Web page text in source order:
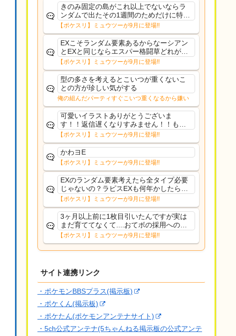
きのみ固定の島がこれ以上でないならラ
ンダムで出たその1週間のためだけに特定
のタイプにリソース割くのなんだかむな
しい気がするわ出番がないってわけじゃ
ないから無駄ではないんだけど
【ポケスリ】ミュウツーが9月に登場!!
EXこそランダム要素あるからなーシアン
とEXと同じならエスパー格闘草どれが事
前に来るか分からんから、積む必要があ
るミュウツーは使いにくくね？って思っ
た
【ポケスリ】ミュウツーが9月に登場!!
型の多さを考えるとこいつが重くないこ
との方が珍しい気がする
俺の組んだパーティすぐこいつ重くなるから嫌い
可愛いイラストありがとうございま
す！！返信遅くなりすみません！！もう
少ししたら通常再開できます！
【ポケスリ】ミュウツーが9月に登場!!
かわヨE
【ポケスリ】ミュウツーが9月に登場!!
EXのランダム要素考えたら全タイプ必要
じゃないの？ラピスEXも何年かしたら来
るだろうし後から厳選したい育てたいっ
て思ってもどうにもならないのがこのゲ
ームだしな
【ポケスリ】ミュウツーが9月に登場!!
3ヶ月以上前に1枚目引いたんですが実は
まだ育ててなくて....おてボの採用への影
響は勉強になります。ありがとうござい
ますオイルはだいぶ強めのABBレントラ
ーいて芋の方が不安なんで1枚目にしよう
【ポケスリ】ミュウツーが9月に登場!!
サイト連携リンク
・ポケモンBBSプラス(掲示板)
・ポケくん(掲示板)
・ポケたん(ポケモンアンテナサイト)
・5ch公式アンテナ(5ちゃんねる掲示板の公式アンテ